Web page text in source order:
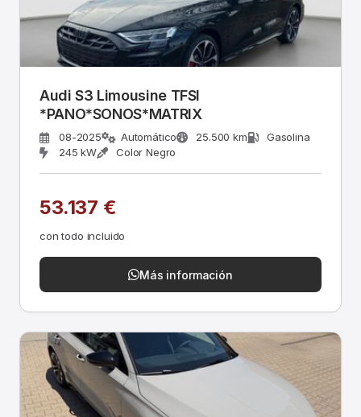
Audi S3 Limousine TFSI
*PANO*SONOS*MATRIX
08-2025 Automático 25.500 km
Gasolina
245 kW
Color Negro
53.137 €
con todo incluido
Más información